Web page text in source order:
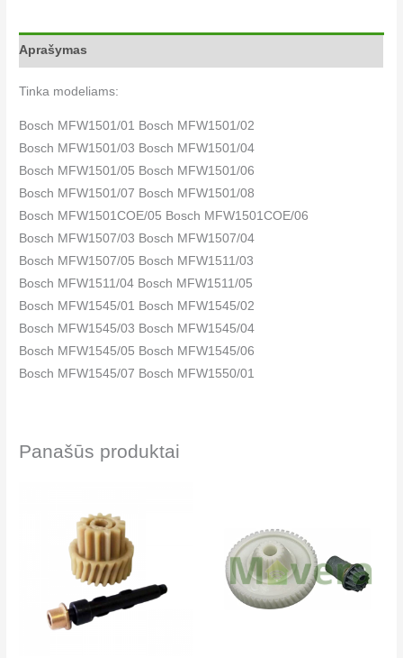
Aprašymas
Tinka modeliams:
Bosch MFW1501/01 Bosch MFW1501/02
Bosch MFW1501/03 Bosch MFW1501/04
Bosch MFW1501/05 Bosch MFW1501/06
Bosch MFW1501/07 Bosch MFW1501/08
Bosch MFW1501COE/05 Bosch MFW1501COE/06
Bosch MFW1507/03 Bosch MFW1507/04
Bosch MFW1507/05 Bosch MFW1511/03
Bosch MFW1511/04 Bosch MFW1511/05
Bosch MFW1545/01 Bosch MFW1545/02
Bosch MFW1545/03 Bosch MFW1545/04
Bosch MFW1545/05 Bosch MFW1545/06
Bosch MFW1545/07 Bosch MFW1550/01
Bosch MFW1550/06 Bosch MFW1550/07
Bosch MFW1550COE/03 Bosch MFW1550COE/04
Bosch MUM4400/03 Bosch MUM4400/04
Bosch MUM4400/05 Bosch MUM4400/06
Bosch MUM4400CH/03 Bosch MUM4400CH/04
Bosch MUM4400CH/05 Bosch MUM4400EU/02
Bosch MUM4400EU/03 Bosch MUM4400EU/04
Panašūs produktai